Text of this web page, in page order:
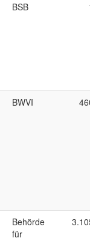
BSB
BWVI
Behörde
für